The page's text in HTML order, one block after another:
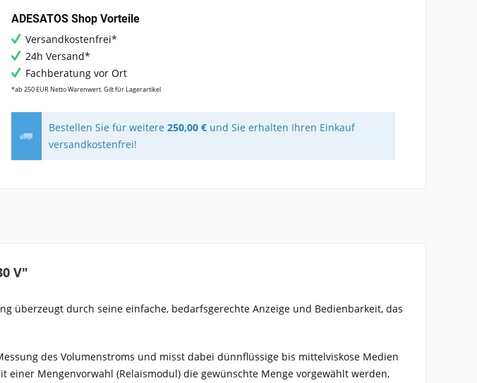
ADESATOS Shop Vorteile
Versandkostenfrei*
24h Versand*
Fachberatung vor Ort
*ab 250 EUR Netto Warenwert. Gilt für Lagerartikel
Bestellen Sie für weitere250,00 € und Sie erhalten Ihren Einkauf
versandkostenfrei!
V"
überzeugt durch seine einfache, bedarfsgerechte Anzeige und Bedienbarkeit, das
des Volumenstroms und misst dabei dünnflüssige bis mittelviskose Medien
Mengenvorwahl (Relaismodul) die gewünschte Menge vorgewählt werden,